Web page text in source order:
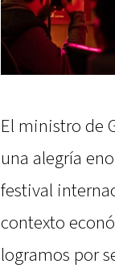
El ministro de
una alegría
festival
contexto
logramos por